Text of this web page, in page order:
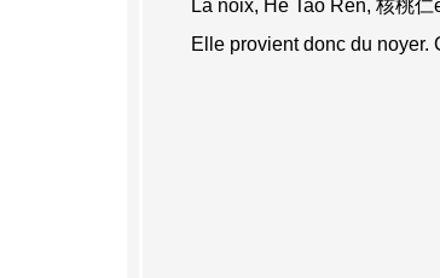
La noix, He Tao Ren, 核桃
Elle provient donc du noyer.